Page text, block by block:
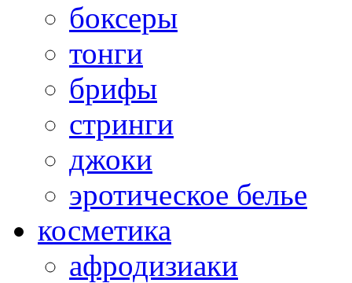
боксеры
тонги
брифы
стринги
джоки
эротическое белье
косметика
афродизиаки